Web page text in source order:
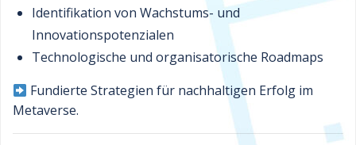
Identifikation von Wachstums- und
Innovationspotenzialen
Technologische und organisatorische Roadmaps
Fundierte Strategien für nachhaltigen Erfolg im
Metaverse.